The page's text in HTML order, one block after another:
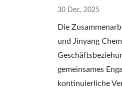
30 Dec, 2025
Die
und Jinyang
gemeinsames
kontinuierliche